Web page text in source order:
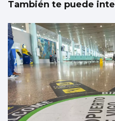
También te puede